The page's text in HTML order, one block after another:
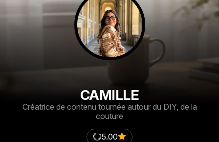
CAMILLE
Créatrice de contenu tournée autour du DIY, de la
couture
5.00